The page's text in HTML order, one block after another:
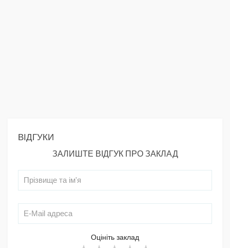
ВІДГУКИ
ЗАЛИШТЕ ВІДГУК ПРО ЗАКЛАД
Оцініть заклад